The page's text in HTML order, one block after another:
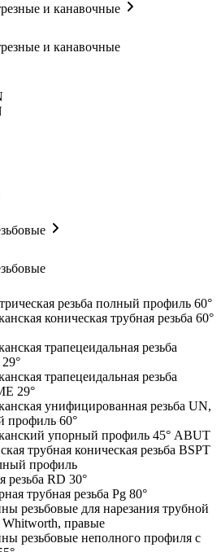
и канавочные
и канавочные
резьба полный профиль 60°
коническая трубная резьба 60°
трапецеидальная резьба
трапецеидальная резьба
29°
унифицированная резьба UN,
профиль 60°
упорный профиль 45° ABUT
трубная коническая резьба BSPT
профиль
резьба RD 30°
трубная резьба Pg 80°
резьбовые для нарезания трубной
Whitworth, правые
резьбовые неполного профиля с